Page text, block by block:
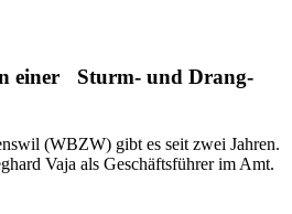
einer Sturm- und Drang-
(WBZW) gibt es seit zwei Jahren.
Vaja als Geschäftsführer im Amt.